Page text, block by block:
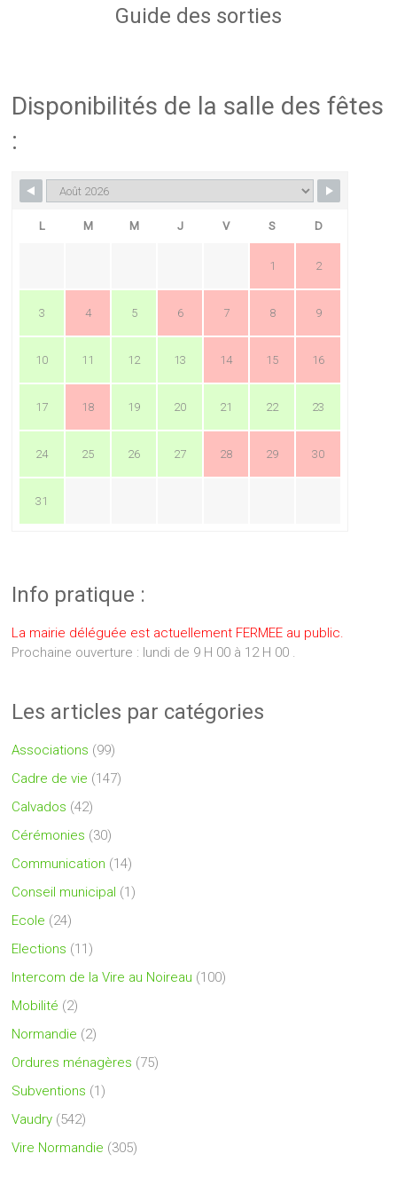
Guide des sorties
Disponibilités de la salle des fêtes
:
L M M J V S D
1 2
3 4 5 6 7 8 9
10 11 12 13 14 15 16
17 18 19 20 21 22 23
24 25 26 27 28 29 30
31
Info pratique :
La mairie déléguée est actuellement FERMEE au public.
Prochaine ouverture : lundi de 9 H 00 à 12 H 00 .
Les articles par catégories
Associations (99)
Cadre de vie (147)
Calvados (42)
Cérémonies (30)
Communication (14)
Conseil municipal (1)
Ecole (24)
Elections (11)
Intercom de la Vire au Noireau (100)
Mobilité (2)
Normandie (2)
Ordures ménagères (75)
Subventions (1)
Vaudry (542)
Vire Normandie (305)